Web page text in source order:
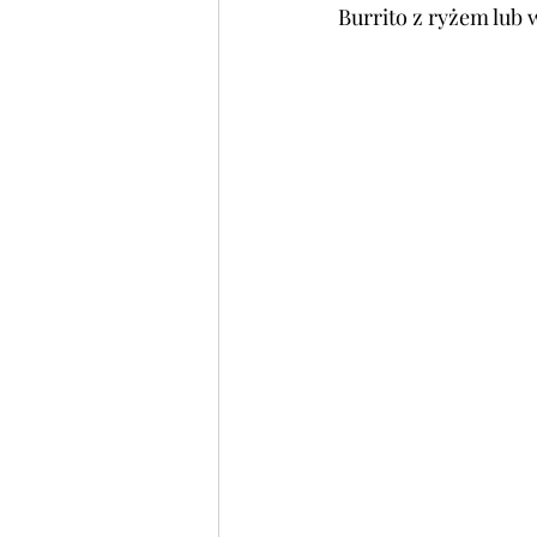
Burrito z ryżem lub